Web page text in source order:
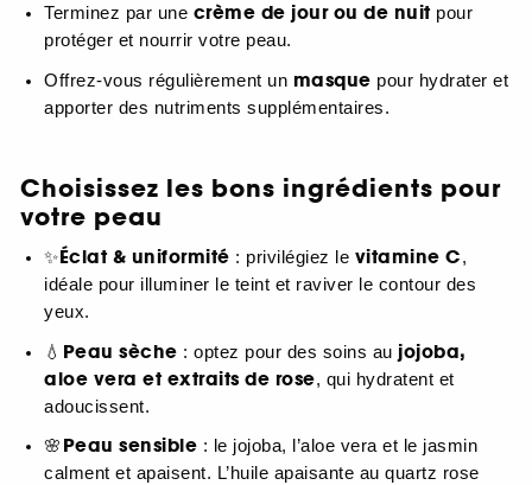
Terminez par une crème de jour ou de nuitpour
protéger et nourrir votre peau.
Offrez-vous régulièrement un masque pour hydrater et
apporter des nutriments supplémentaires.
Choisissez les bons ingrédients pour
votre peau
✨Éclat & uniformité : privilégiez le vitamine C,
idéale pour illuminer le teint et raviver le contour des
yeux.
💧 Peau sèche : optez pour des soins au jojoba,
aloe vera et extraits de rose, qui hydratent et
adoucissent.
🌸 Peau sensible : le jojoba, l’aloe vera et le jasmin
calment et apaisent. L’huile apaisante au quartz rose